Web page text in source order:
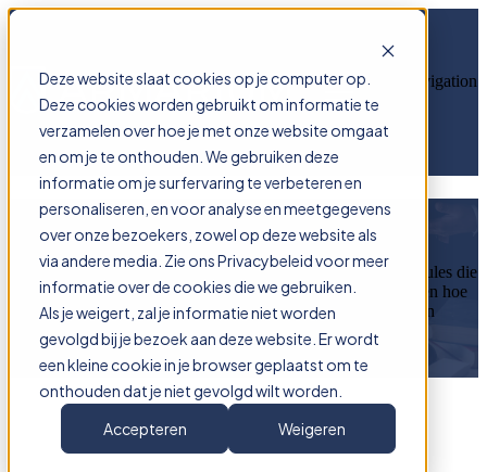
Deze website slaat cookies op je computer op.
Deze cookies worden gebruikt om informatie te
verzamelen over hoe je met onze website omgaat
en om je te onthouden. We gebruiken deze
informatie om je surfervaring te verbeteren en
personaliseren, en voor analyse en meetgegevens
over onze bezoekers, zowel op deze website als
via andere media. Zie ons Privacybeleid voor meer
informatie over de cookies die we gebruiken.
Als je weigert, zal je informatie niet worden
gevolgd bij je bezoek aan deze website. Er wordt
een kleine cookie in je browser geplaatst om te
onthouden dat je niet gevolgd wilt worden.
Accepteren
Weigeren
Open main navigation
Modules Armarium
Meer weten over de functionaliteit van de verschillende modules die
Armarium aanbiedt en hun voordelen? Wij laten u graag zien hoe
deze modules uw kantoor efficiënter, overzichtelijker en
toekomstbestendig maken.